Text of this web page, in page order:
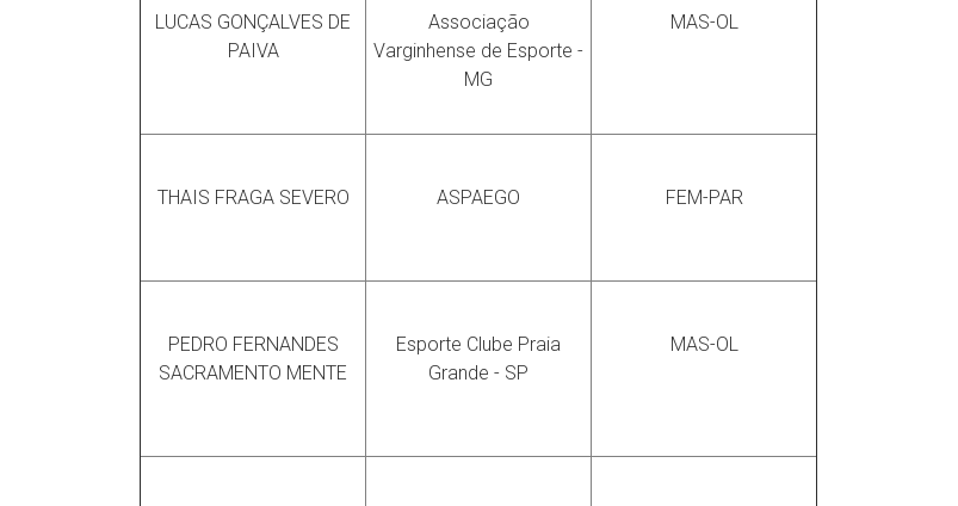
LUCAS GONÇALVES DE
PAIVA
Associação
Varginhense de Esporte -
MG
MAS-OL
THAIS FRAGA SEVERO ASPAEGO FEM-PAR
PEDRO FERNANDES
SACRAMENTO MENTE
Esporte Clube Praia
Grande - SP
MAS-OL